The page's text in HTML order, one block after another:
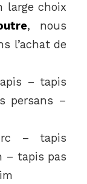
large choix
, nous
l’achat de
– tapis
persans –
– tapis
– tapis pas